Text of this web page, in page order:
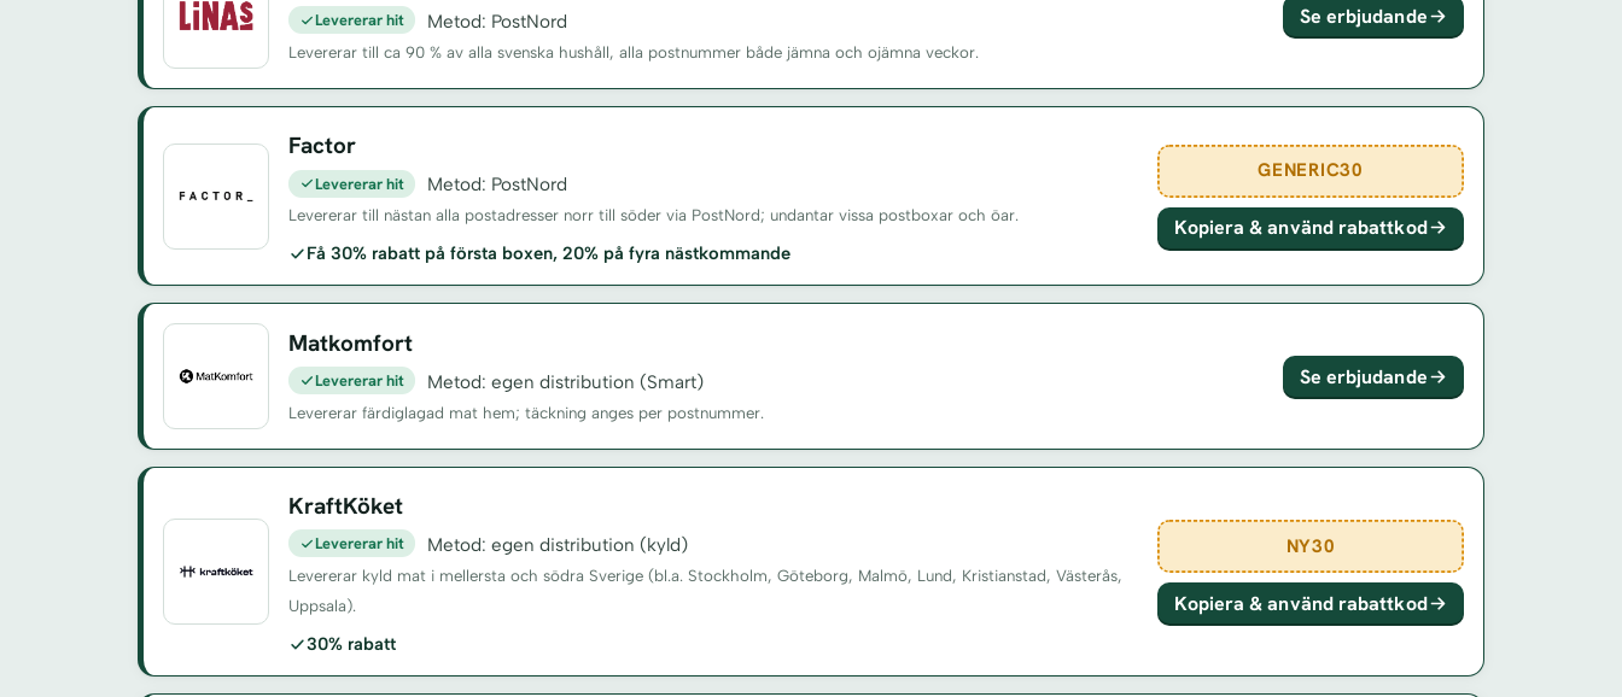
Levererar hit Metod: PostNord
Levererar till ca 90 % av alla svenska hushåll, alla postnummer både jämna och ojämna veckor.
Se erbjudande
Factor
Levererar hit Metod: PostNord
Levererar till nästan alla postadresser norr till söder via PostNord; undantar vissa postboxar och öar.
Få 30% rabatt på första boxen, 20% på fyra nästkommande
GENERIC30
Kopiera & använd rabattkod
Matkomfort
Levererar hit Metod: egen distribution (Smart)
Levererar färdiglagad mat hem; täckning anges per postnummer.
Se erbjudande
KraftKöket
Levererar hit Metod: egen distribution (kyld)
Levererar kyld mat i mellersta och södra Sverige (bl.a. Stockholm, Göteborg, Malmö, Lund, Kristianstad, Västerås,
Uppsala).
30% rabatt
NY30
Kopiera & använd rabattkod